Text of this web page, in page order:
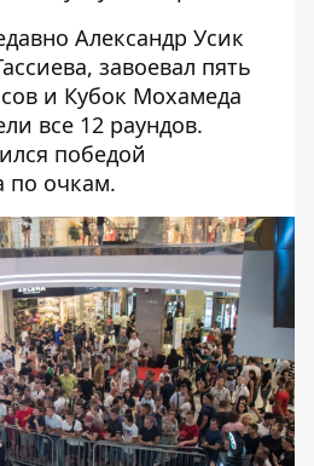
Александр Усик
завоевал пять
и Кубок Мохамеда
все 12 раундов.
победой
по очкам.